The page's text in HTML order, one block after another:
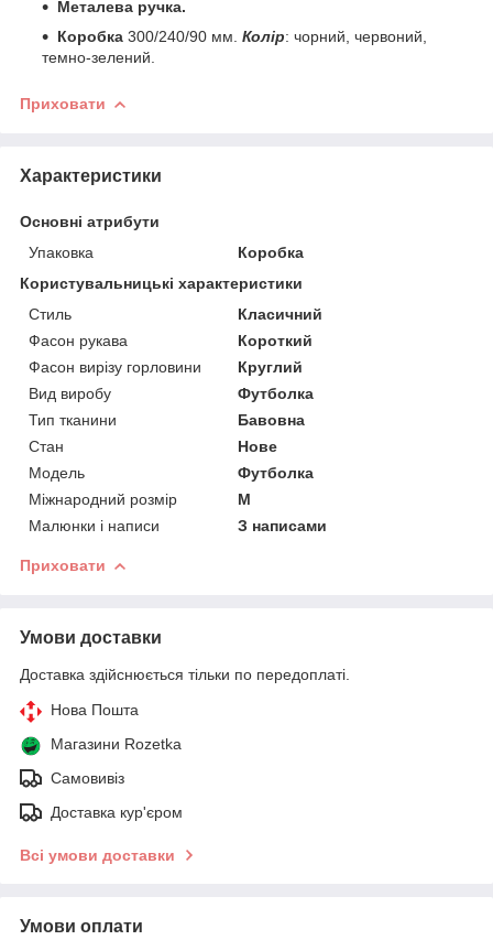
Металева ручка.
Коробка 300/240/90 мм. Колір: чорний, червоний,
темно-зелений.
Приховати
Характеристики
Основні атрибути
Упаковка
Коробка
Користувальницькі характеристики
Стиль
Класичний
Фасон рукава
Короткий
Фасон вирізу горловини
Круглий
Вид виробу
Футболка
Тип тканини
Бавовна
Стан
Нове
Модель
Футболка
Міжнародний розмір
M
Малюнки і написи
З написами
Приховати
Умови доставки
Доставка здійснюється тільки по передоплаті.
Нова Пошта
Магазини Rozetka
Самовивіз
Доставка кур'єром
Всі умови доставки
Умови оплати